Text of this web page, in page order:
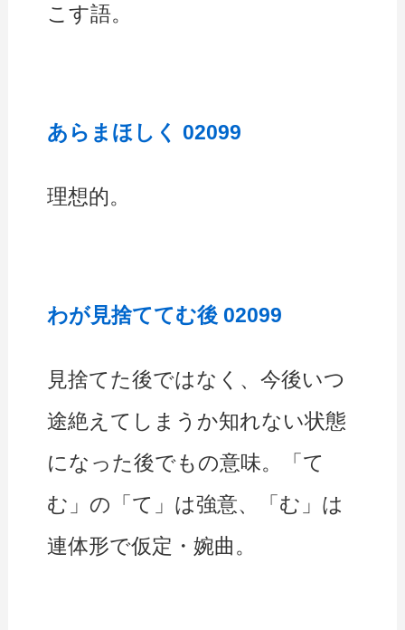
こす語。
あらまほしく 02099
理想的。
わが見捨ててむ後 02099
見捨てた後ではなく、今後いつ
途絶えてしまうか知れない状態
になった後でもの意味。「て
む」の「て」は強意、「む」は
連体形で仮定・婉曲。